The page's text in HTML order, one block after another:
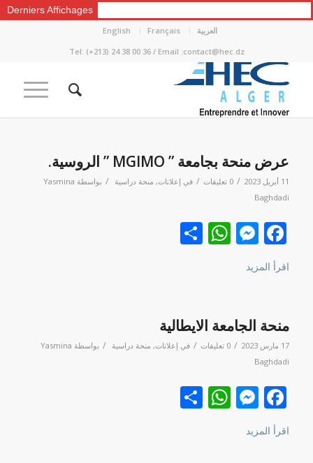
Derniers Affichages
العربية Français
English
Tel: (+213) 24 38 00 36 / Email :contact@hec.dz
عرض منحة بجامعة ” MGIMO ” الروسية.
11 أبريل 2023 / 0 تعليقات / في إعلانات, منحة دراسية / بواسطة Yasmina
Baghdadi
Facebook
Messenger
WhatsApp
نشر
اقرأ المزيد
منحة الجامعة الايطالية
17 مارس 2023 / 0 تعليقات / في إعلانات, منحة دراسية / بواسطة Yasmina
Baghdadi
Facebook
Messenger
WhatsApp
نشر
اقرأ المزيد